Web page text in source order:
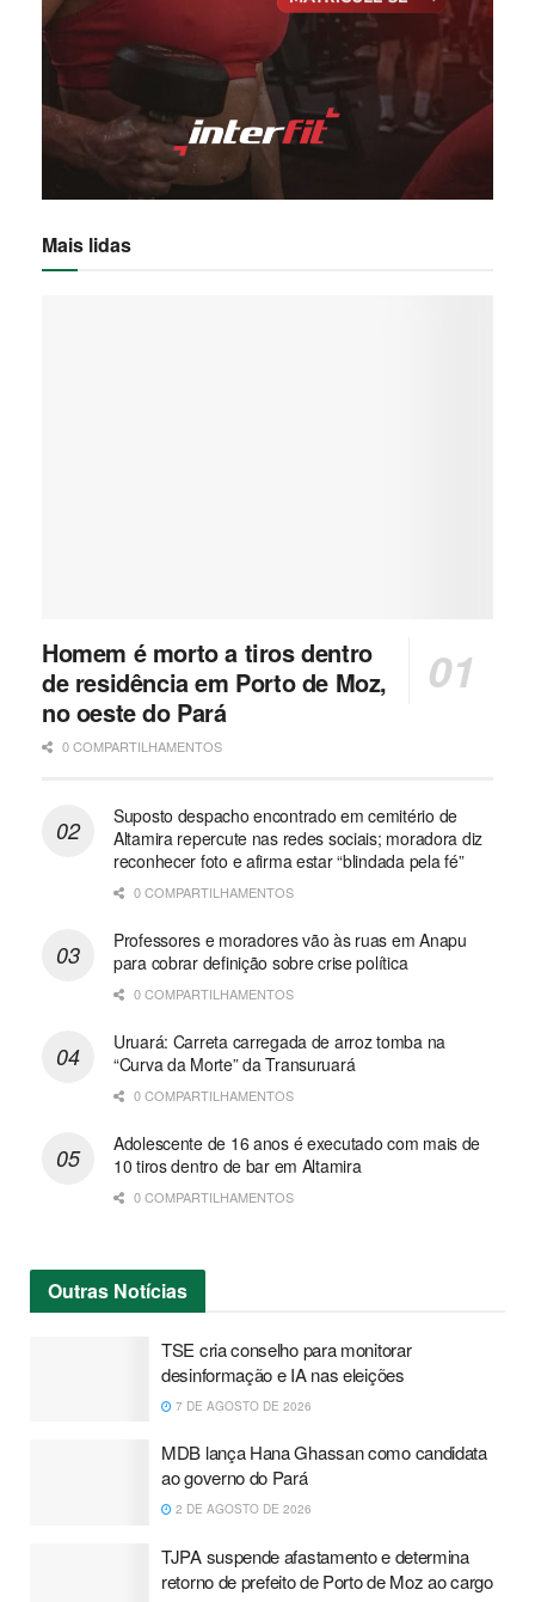
Mais lidas
Homem é morto a tiros dentro
de residência em Porto de Moz,
no oeste do Pará
0 COMPARTILHAMENTOS
Suposto despacho encontrado em cemitério de
Altamira repercute nas redes sociais; moradora diz
reconhecer foto e afirma estar “blindada pela fé”
0 COMPARTILHAMENTOS
Professores e moradores vão às ruas em Anapu
para cobrar definição sobre crise política
0 COMPARTILHAMENTOS
Uruará: Carreta carregada de arroz tomba na
“Curva da Morte” da Transuruará
0 COMPARTILHAMENTOS
Adolescente de 16 anos é executado com mais de
10 tiros dentro de bar em Altamira
0 COMPARTILHAMENTOS
Outras Notícias
TSE cria conselho para monitorar
desinformação e IA nas eleições
7 DE AGOSTO DE 2026
MDB lança Hana Ghassan como candidata
ao governo do Pará
2 DE AGOSTO DE 2026
TJPA suspende afastamento e determina
retorno de prefeito de Porto de Moz ao cargo